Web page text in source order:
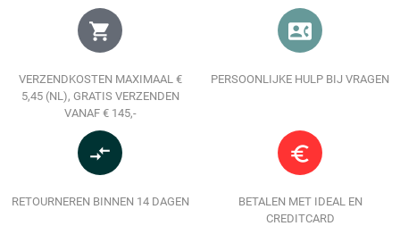
shopping_cart
VERZENDKOSTEN MAXIMAAL €
5,45 (NL), GRATIS VERZENDEN
VANAF € 145,-
contact_phone
PERSOONLIJKE HULP BIJ VRAGEN
compare_arrows
RETOURNEREN BINNEN 14 DAGEN
euro_symbol
BETALEN MET IDEAL EN
CREDITCARD